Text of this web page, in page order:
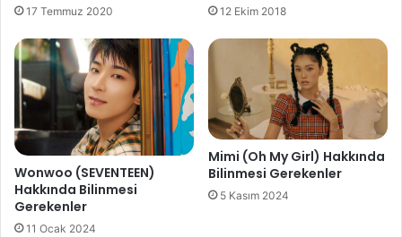
17 Temmuz 2020 12 Ekim 2018
Wonwoo (SEVENTEEN)
Hakkında Bilinmesi
Gerekenler
11 Ocak 2024
Mimi (Oh My Girl) Hakkında
Bilinmesi Gerekenler
5 Kasım 2024